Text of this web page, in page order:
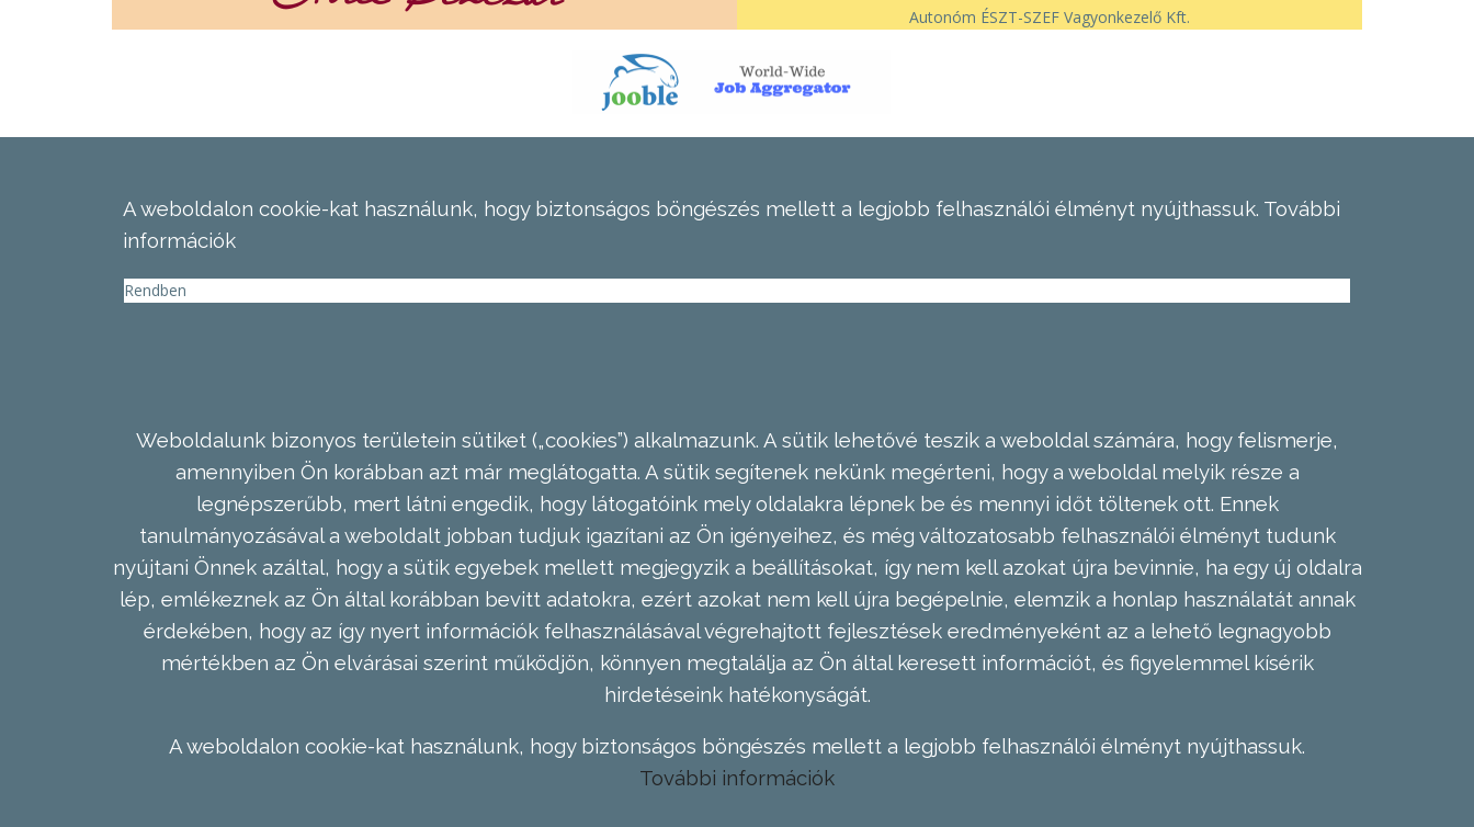
Autonóm ÉSZT-SZEF Vagyonkezelő Kft.
A weboldalon cookie-kat használunk, hogy biztonságos böngészés mellett a legjobb felhasználói élményt nyújthassuk. További
információk
Rendben
Weboldalunk bizonyos területein sütiket („cookies”) alkalmazunk. A sütik lehetővé teszik a weboldal számára, hogy felismerje,
amennyiben Ön korábban azt már meglátogatta. A sütik segítenek nekünk megérteni, hogy a weboldal melyik része a
legnépszerűbb, mert látni engedik, hogy látogatóink mely oldalakra lépnek be és mennyi időt töltenek ott. Ennek
tanulmányozásával a weboldalt jobban tudjuk igazítani az Ön igényeihez, és még változatosabb felhasználói élményt tudunk
nyújtani Önnek azáltal, hogy a sütik egyebek mellett megjegyzik a beállításokat, így nem kell azokat újra bevinnie, ha egy új oldalra
lép, emlékeznek az Ön által korábban bevitt adatokra, ezért azokat nem kell újra begépelnie, elemzik a honlap használatát annak
érdekében, hogy az így nyert információk felhasználásával végrehajtott fejlesztések eredményeként az a lehető legnagyobb
mértékben az Ön elvárásai szerint működjön, könnyen megtalálja az Ön által keresett információt, és figyelemmel kísérik
hirdetéseink hatékonyságát.
A weboldalon cookie-kat használunk, hogy biztonságos böngészés mellett a legjobb felhasználói élményt nyújthassuk.
További információk